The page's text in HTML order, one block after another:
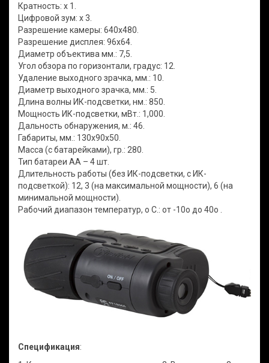
Кратность: x 1.
Цифровой зум: x 3.
Разрешение камеры: 640x480.
Разрешение дисплея: 96x64.
Диаметр объектива мм.: 7,5.
Угол обзора по горизонтали, градус: 12.
Удаление выходного зрачка, мм.: 10.
Диаметр выходного зрачка, мм.: 5.
Длина волны ИК-подсветки, нм.: 850.
Мощность ИК-подсветки, мВт.: 1,000.
Дальность обнаружения, м.: 46.
Габариты, мм.: 130x90x50.
Масса (с батарейками), гр.: 280.
Тип батареи AA – 4 шт.
Длительность работы (без ИК-подсветки, с ИК-
подсветкой): 12, 3 (на максимальной мощности), 6 (на
минимальной мощности).
Рабочий диапазон температур, о С.: от -10о до 40о .
Спецификация: